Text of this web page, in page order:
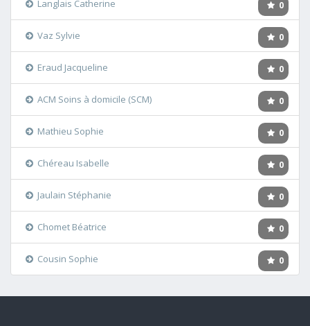
0
Langlais Catherine
0
Vaz Sylvie
0
Eraud Jacqueline
0
ACM Soins à domicile (SCM)
0
Mathieu Sophie
0
Chéreau Isabelle
0
Jaulain Stéphanie
0
Chomet Béatrice
0
Cousin Sophie